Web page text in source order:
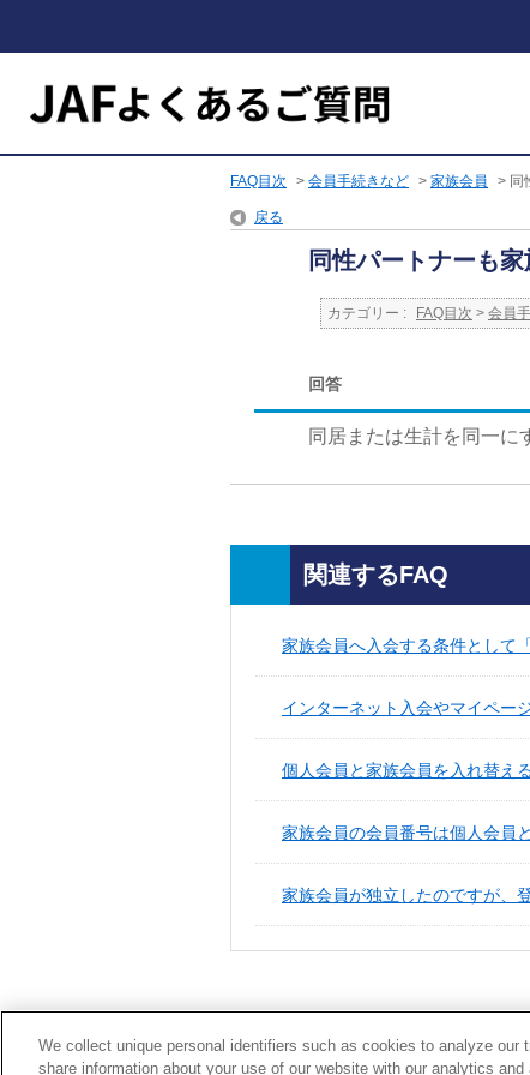
FAQ目次 > 会員手続きなど > 家族会員 > 同
戻る
同性パートナーも
カテゴリー : FAQ目次 > 会員
回答
同居または生計を同一に
関連するFAQ
家族会員へ入会する条件として
インターネット入会やマイペー
個人会員と家族会員を入れ替え
家族会員の会員番号は個人会員
家族会員が独立したのですが、
We collect unique personal identifiers such as cookies to analyze our
share information about your use of our website with our analytics